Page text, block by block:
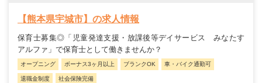
【熊本県宇城市】の求人情報
保育士募集◎「児童発達支援・放課後等デイサービス みなたす
アルファ」で保育士として働きませんか？
オープニング ボーナス3ヶ月以上 ブランクOK 車・バイク通勤可
退職金制度 社会保険完備